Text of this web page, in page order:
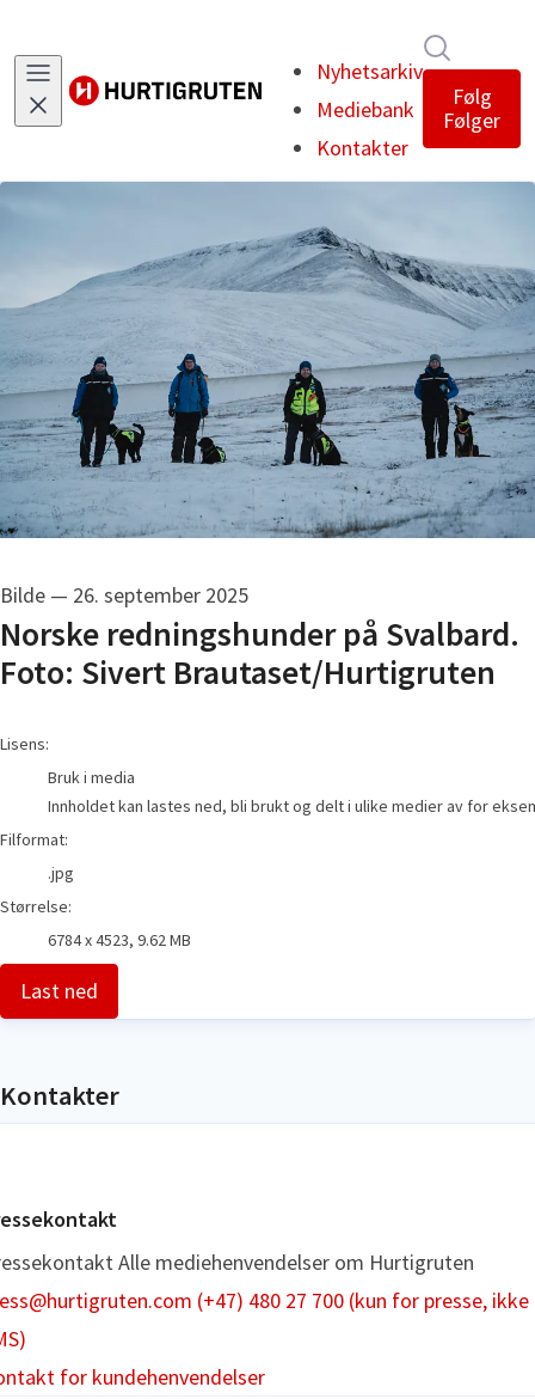
Nyhetsarkiv
Mediebank
Kontakter
Følg
Følger
Bilde — 26. september 2025
Norske redningshunder på Svalbard.
Foto: Sivert Brautaset/Hurtigruten
go to media item
Lisens:
Bruk i media
Innholdet kan lastes ned, bli brukt og delt i ulike medier av for
Filformat:
.jpg
Størrelse:
6784 x 4523, 9.62 MB
Last ned
Kontakter
Alle mediehenvendelser om Hurtigruten
(+47) 480 27 700 (kun for presse, ikke
for kundehenvendelser